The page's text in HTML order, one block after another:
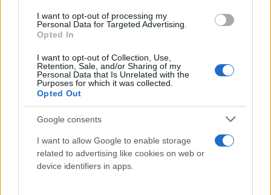
I want to opt-out of processing my
Personal Data for Targeted Advertising.
Opted In
I want to opt-out of Collection, Use,
Retention, Sale, and/or Sharing of my
Personal Data that Is Unrelated with the
Purposes for which it was collected.
Opted Out
Google consents
I want to allow Google to enable storage
related to advertising like cookies on web or
device identifiers in apps.
Τόσο οι μηχανές αναζήτησης όσο και τα μοντέλα τεχνητής
νοημοσύνης (όπως το ChatGPT) εμφάνιζαν μέχρι σήμερα ως
μεγαλύτερο την Ερμού, διαιωνίζοντας έτσι μία ανακρίβεια
13.12.2025 13:48
Συντακτική
Ομάδα